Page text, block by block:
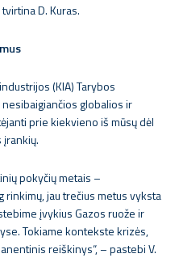
D. Kuras.
(KIA) Tarybos
globalios ir
prie kiekvieno iš mūsų dėl
įrankių.
pokyčių metais –
jau trečius metus vyksta
įvykius Gazos ruože ir
Tokiame kontekste krizės,
reiškinys“, – pastebi V.